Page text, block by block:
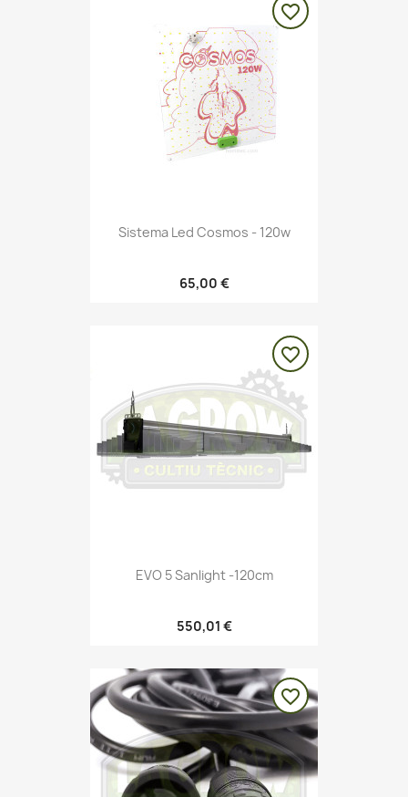
Sistema Led Cosmos - 120w
65,00 €
favorite_border
EVO 5 Sanlight -120cm
550,01 €
favorite_border
favorite_border